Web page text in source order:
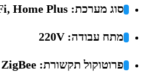
סוג מערכת: Home WiFi, Home Plus
מתח עבודה: 220V
פרוטוקול תקשורת: WiFi, ZigBee